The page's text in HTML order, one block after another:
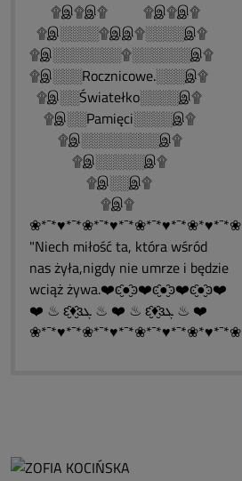
۩இ۩இ۩ ۩இ۩இ۩
۩இ░░░░۩இஇ۩░░░░இ۩
۩இ░░░░░░░۩░░░░░░இ۩
۩இ░░░Rocznicowe.░░░இ۩
۩இ░░Światełko░░░░இ۩
۩இ░░Pamięci░░░░இ۩
۩இ░░░░░░░░இ۩
۩இ░░░░░இ۩
۩இ░░இ۩
۩இ۩
❀*¯*♥*¯*❀*¯*♥*¯*❀*¯*♥*¯*❀*♥*¯*❀
"Niech miłość ta, która wśród
nas żyła,nigdy nie umrze i będzie
wciąż żywa.❤️ͼ̮̑●̮̑ͽ❤️ͼ̮̑●̮̑ͽ❤️ͼ̮̑●̮̑ͽ❤️
❤️ ♨ ԑ̮̑♦̮̑ɜܓ ♨ ❤️ ♨ ԑ̮̑♦̮̑ɜܓ ♨ ❤️
❀*¯*♥*¯*❀*¯*♥*¯*❀*¯*♥*¯*❀*♥*¯*❀